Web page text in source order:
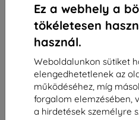
Ez a webhely a
tökéletesen
használ.
Weboldalunkon sütiket
elengedhetetlenek az
működéséhez, míg
forgalom elemzésében,
a hirdetések személyre
Shield-Sk s.r.o.
Rudolf Mocka utca 3750/2A